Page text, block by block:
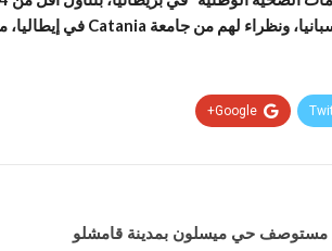
Google+
مستوصف حي ميسلون بمدينة قامشلو